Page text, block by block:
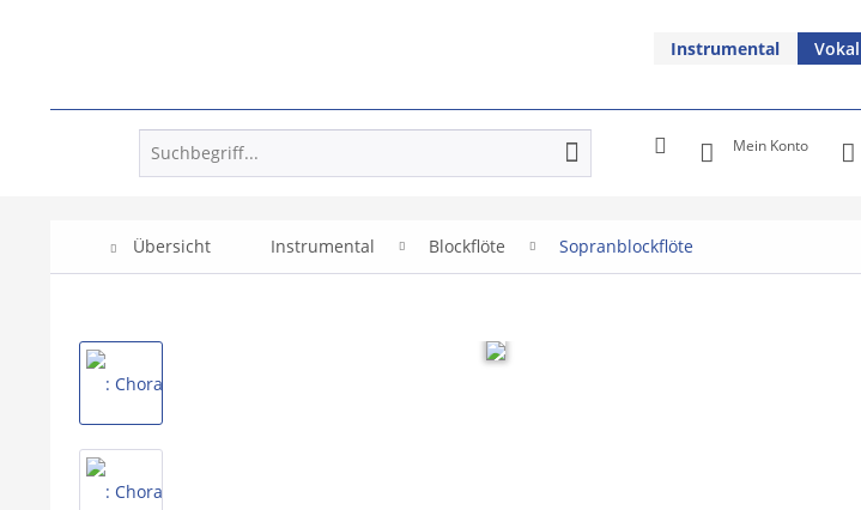
Instrumental Vokal
Mein Konto
Übersicht Instrumental Blockflöte Sopranblockflöte